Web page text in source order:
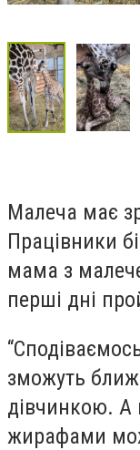
Малеча має
Працівники
мама з
перші дні
зможуть
дівчинкою.
жирафами